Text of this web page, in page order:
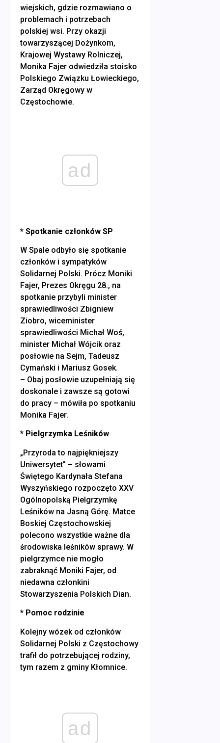
wiejskich, gdzie rozmawiano o
problemach i potrzebach
polskiej wsi. Przy okazji
towarzyszącej Dożynkom,
Krajowej Wystawy Rolniczej,
Monika Fajer odwiedziła stoisko
Polskiego Związku Łowieckiego,
Zarząd Okręgowy w
Częstochowie.
ad
* Spotkanie członków SP
W Spale odbyło się spotkanie
członków i sympatyków
Solidarnej Polski. Prócz Moniki
Fajer, Prezes Okręgu 28., na
spotkanie przybyli minister
sprawiedliwości Zbigniew
Ziobro, wiceminister
sprawiedliwości Michał Woś,
minister Michał Wójcik oraz
posłowie na Sejm, Tadeusz
Cymański i Mariusz Gosek.
– Obaj posłowie uzupełniają się
doskonale i zawsze są gotowi
do pracy – mówiła po spotkaniu
Monika Fajer.
* Pielgrzymka Leśników
„Przyroda to najpiękniejszy
Uniwersytet” – słowami
Świętego Kardynała Stefana
Wyszyńskiego rozpoczęto XXV
Ogólnopolską Pielgrzymkę
Leśników na Jasną Górę. Matce
Boskiej Częstochowskiej
polecono wszystkie ważne dla
środowiska leśników sprawy. W
pielgrzymce nie mogło
zabraknąć Moniki Fajer, od
niedawna członkini
Stowarzyszenia Polskich Dian.
* Pomoc rodzinie
Kolejny wózek od członków
Solidarnej Polski z Częstochowy
trafił do potrzebującej rodziny,
tym razem z gminy Kłomnice.
ad